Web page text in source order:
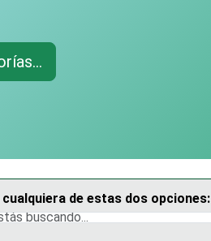
de estas dos opciones: